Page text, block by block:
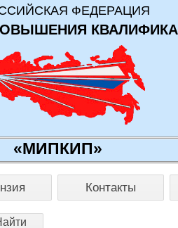
ФЕДЕРАЦИЯ
«МИПКИП»
Контакты